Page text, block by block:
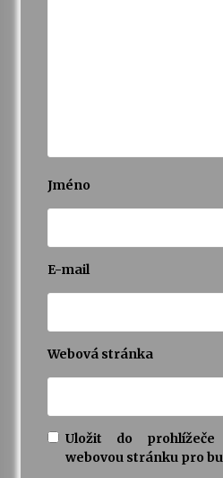
Jméno
E-mail
Webová stránka
Uložit do
webovou stránku pro